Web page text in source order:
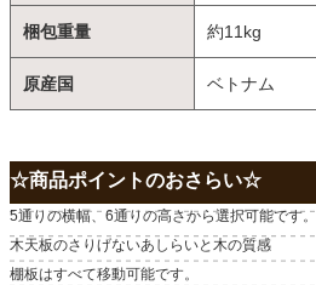
梱包重量 約11kg
原産国 ベトナム
☆商品ポイントのおさらい☆
5通りの横幅、6通りの高さから選択可能です。
木天板のさりげないあしらいと木の質感
棚板はすべて移動可能です。